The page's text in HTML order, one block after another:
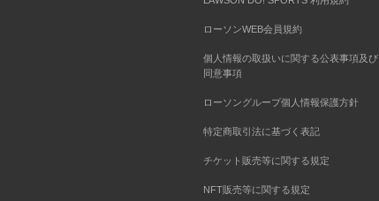
ローソンWEB会員規約
個人情報の取扱いに関する公表事項及び
同意事項
ローソングループ個人情報保護方針
特定商取引法に基づく表記
チケット販売等に関する規定
NFT販売等に関する規定